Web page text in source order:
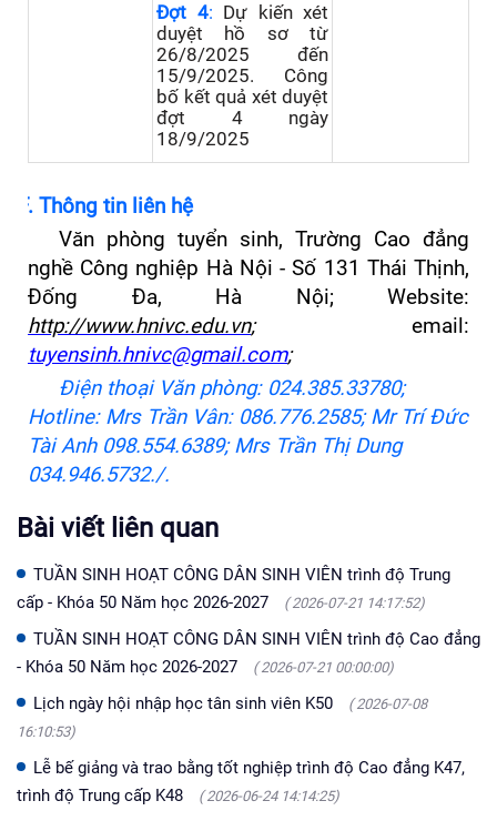
Đợt 4: Dự kiến xét
duyệt hồ sơ từ
26/8/2025 đến
15/9/2025. Công
bố kết quả xét duyệt
đợt 4 ngày
18/9/2025
F. Thôngtin liên hệ
Văn phòng tuyển sinh, Trường Cao đẳng
nghề Công nghiệp Hà Nội -Số 131 Thái Thịnh,
Đống Đa, Hà Nội;
Website:
http://www.hnivc.edu.vn;
email:
tuyensinh.hnivc@gmail.com;
Điện thoại Văn phòng: 024.385.33780;
Hotline: Mrs Trần Vân: 086.776.2585; Mr Trí Đức
Tài Anh 098.554.6389; Mrs Trần Thị Dung
034.946.5732./.
Bài viết liên quan
TUẦN SINH HOẠT CÔNG DÂN SINH VIÊN trình độ Trung
cấp - Khóa 50 Năm học 2026-2027
( 2026-07-21 14:17:52)
TUẦN SINH HOẠT CÔNG DÂN SINH VIÊN trình độ Cao đẳng
- Khóa 50 Năm học 2026-2027
( 2026-07-21 00:00:00)
Lịch ngày hội nhập học tân sinh viên K50
( 2026-07-08
16:10:53)
Lễ bế giảng và trao bằng tốt nghiệp trình độ Cao đẳng K47,
trình độ Trung cấp K48
( 2026-06-24 14:14:25)